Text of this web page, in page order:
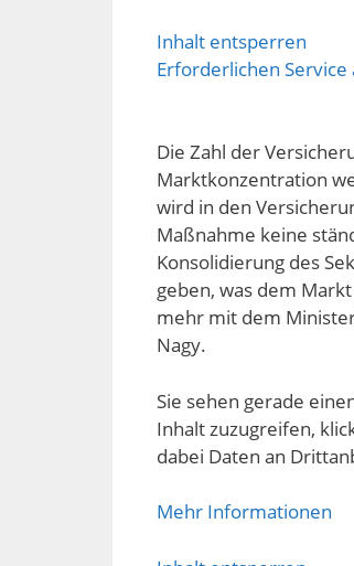
Inhalt entsperren
Erforderlichen
Die Zahl der
Marktkonzentration
wird in den
Maßnahme keine
Konsolidierung des
geben, was dem
mehr mit dem
Nagy.
Sie sehen gerade
Inhalt zuzugreifen,
dabei Daten an
Mehr Informationen